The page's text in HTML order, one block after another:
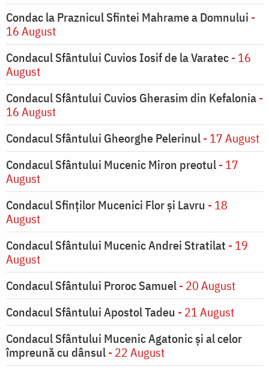
Condac la Praznicul Sfintei Mahrame a Domnului -
16 August
Condacul Sfântului Cuvios Iosif de la Varatec- 16
August
Condacul Sfântului Cuvios Gherasim din Kefalonia-
16 August
Condacul Sfântului Gheorghe Pelerinul- 17 August
Condacul Sfântului Mucenic Miron preotul- 17
August
Condacul Sfinţilor Mucenici Flor şi Lavru - 18
August
Condacul Sfântului Mucenic Andrei Stratilat - 19
August
Condacul Sfântului Proroc Samuel- 20 August
Condacul Sfântului Apostol Tadeu - 21 August
Condacul Sfântului Mucenic Agatonic şi al celor
împreună cu dânsul- 22 August